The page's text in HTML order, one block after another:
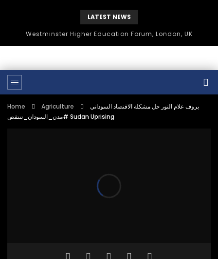
LATEST NEWS
Westminster Higher Education Forum, London, UK
Home Agriculture
بروف علام النور حل مشكلة الاقتصاد السوداني
#مدن_السودان_تنتفض Sudan Uprising